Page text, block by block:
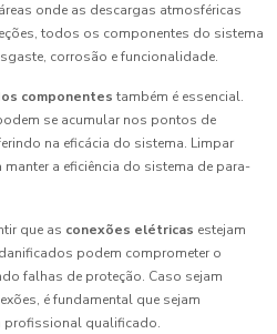
onde as descargas atmosféricas
todos os componentes do sistema
corrosão e funcionalidade.
componentes também é essencial.
se acumular nos pontos de
na eficácia do sistema. Limpar
a eficiência do sistema de para-
que as conexões elétricas estejam
podem comprometer o
falhas de proteção. Caso sejam
é fundamental que sejam
profissional qualificado.